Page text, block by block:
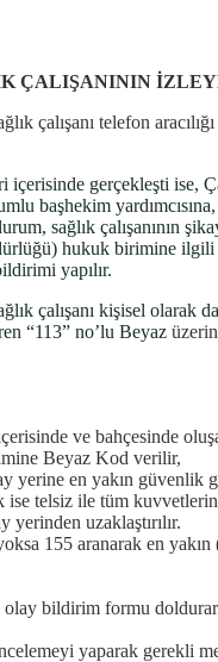
ÇALIŞANININ
çalışanı telefon
içerisinde gerçekleşti ise,
başhekim
sağlık çalışanının
hukuk birimine ilgili
yapılır.
çalışanı kişisel olarak
“113” no’lu Beyaz
ve bahçesinde
Beyaz Kod verilir,
yerine en yakın güvenlik
ise telsiz ile tüm
uzaklaştırılır.
155 aranarak en
bildirim formu
yaparak gerekli